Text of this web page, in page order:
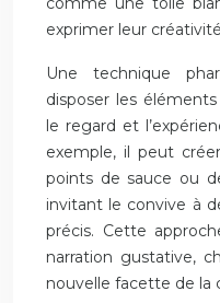
exprimer leur
Une technique
disposer les
le regard et
exemple, il peut
points de sauce ou
invitant le convive à
précis. Cette
narration gustative,
nouvelle facette de la